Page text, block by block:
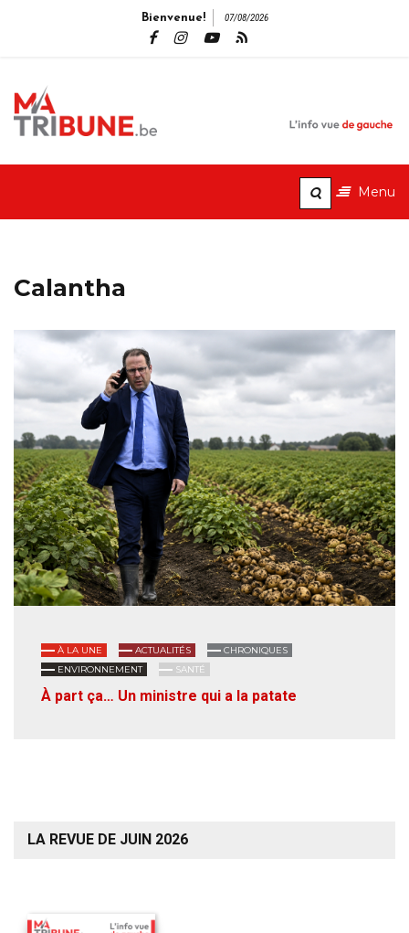
Bienvenue! 07/08/2026
Menu
Calantha
À LA UNE ACTUALITÉS
CHRONIQUES
ENVIRONNEMENT
SANTÉ
À part ça… Un ministre qui a la patate
LA REVUE DE JUIN 2026